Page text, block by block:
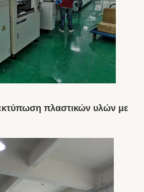
πλαστικών υλών με